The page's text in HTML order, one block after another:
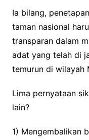
Ia bilang,
taman nasional
transparan dalam
adat yang telah di
temurun di wilayah
Lima pernyataan
lain?
1) Mengembalikan